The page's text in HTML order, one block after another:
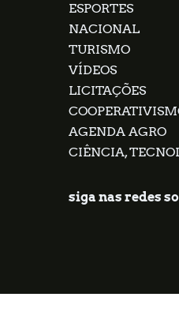
ESPORTES
NACIONAL
TURISMO
VÍDEOS
LICITAÇÕES
AGENDA AGRO
CIÊNCIA,
siga nas redes